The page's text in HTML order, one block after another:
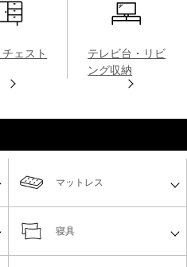
ェスト
テレビ台・リビ
ング収納
マットレス
寝具